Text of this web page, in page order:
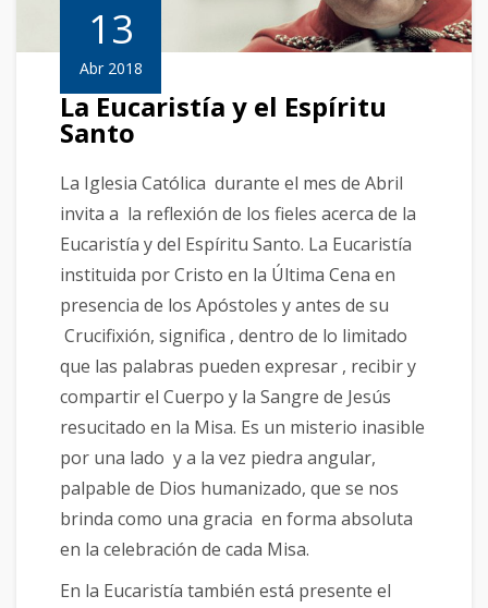
13
Abr 2018
La Eucaristía y el Espíritu
Santo
La Iglesia Católica durante el mes de Abril
invita a la reflexión de los fieles acerca de la
Eucaristía y del Espíritu Santo. La Eucaristía
instituida por Cristo en la Última Cena en
presencia de los Apóstoles y antes de su
Crucifixión, significa , dentro de lo limitado
que las palabras pueden expresar , recibir y
compartir el Cuerpo y la Sangre de Jesús
resucitado en la Misa. Es un misterio inasible
por una lado y a la vez piedra angular,
palpable de Dios humanizado, que se nos
brinda como una gracia en forma absoluta
en la celebración de cada Misa.
En la Eucaristía también está presente el